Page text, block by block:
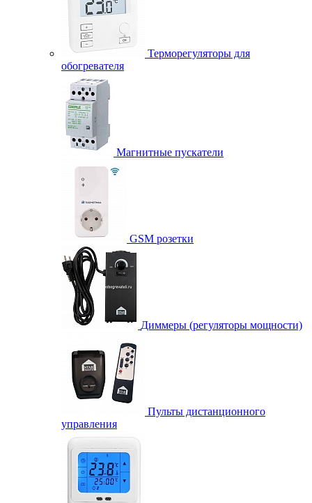
Терморегуляторы для
обогревателя
Магнитные пускатели
GSM розетки
Диммеры (регуляторы мощности)
Пульты дистанционного
управления